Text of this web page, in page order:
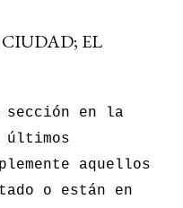
EL
sección en la
últimos
aquellos
o están en